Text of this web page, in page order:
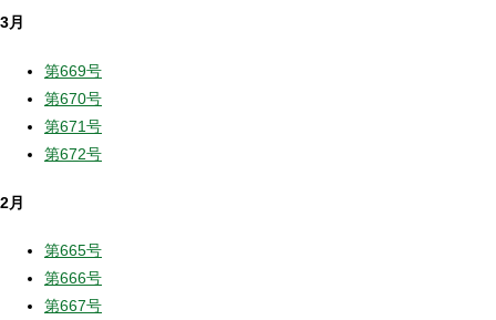
3月
第669号
第670号
第671号
第672号
2月
第665号
第666号
第667号